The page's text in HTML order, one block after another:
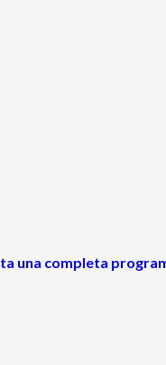
una completa